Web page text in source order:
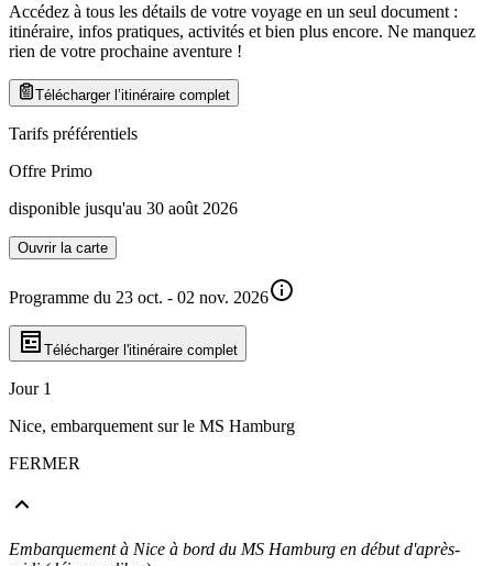
Accédez à tous les détails de votre voyage en un seul document :
itinéraire, infos pratiques, activités et bien plus encore. Ne manquez
rien de votre prochaine aventure !
Télécharger l’itinéraire complet
Tarifs préférentiels
Offre Primo
disponible jusqu'au 30 août 2026
Ouvrir la carte
Programme du 23 oct. - 02 nov. 2026
Télécharger l'itinéraire complet
Jour 1
Nice, embarquement sur le MS Hamburg
FERMER
Embarquement à Nice à bord du MS Hamburg en début d'après-